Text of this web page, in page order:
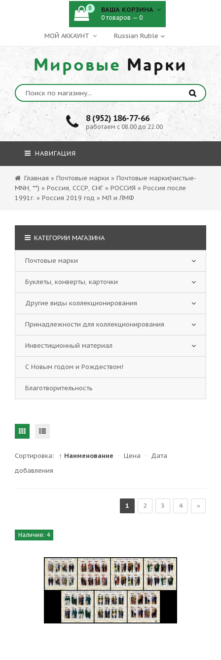
МОЙ АККАУНТ
Мировые Марки
8 (952) 186-77-66
работаем с 08.00 до 22.00
0 ВАША КОРЗИНА
0 товаров — 0
НАВИГАЦИЯ
Главная » Почтовые марки » Почтовые марки(чистые-
MNH, **) » Россия, СССР, СНГ » РОССИЯ » Россия после
1991г. » Россия 2019 год » МЛ и ЛМФ
Сортировка: ↑ Наименование · Цена ·
Дата
добавления
1 2 3 4 »
Наличие: 4
КАТЕГОРИИ МАГАЗИНА
Почтовые марки
Буклеты, конверты, карточки
Другие виды коллекционирования
Принадлежности для коллекционирования
Инвестиционный материал
С Новым годом и Рождеством!
Благотворительность